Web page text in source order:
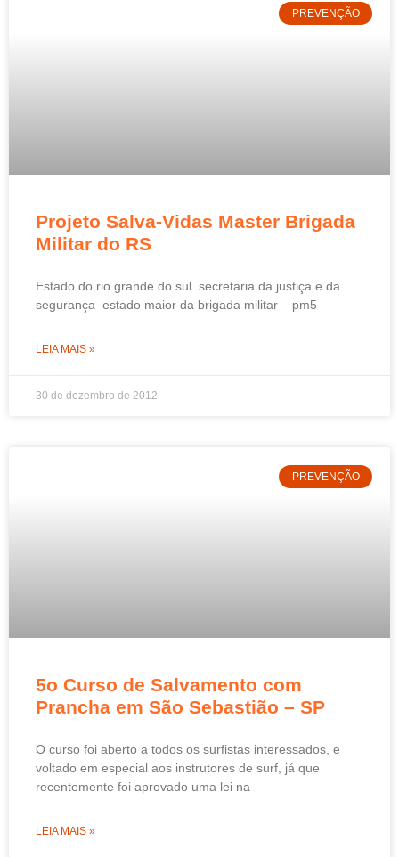
PREVENÇÃO
Projeto Salva-Vidas Master Brigada
Militar do RS
Estado do rio grande do sul secretaria da justiça e da
segurança estado maior da brigada militar – pm5
LEIA MAIS »
30 de dezembro de 2012
PREVENÇÃO
5o Curso de Salvamento com
Prancha em São Sebastião – SP
O curso foi aberto a todos os surfistas interessados, e
voltado em especial aos instrutores de surf, já que
recentemente foi aprovado uma lei na
LEIA MAIS »